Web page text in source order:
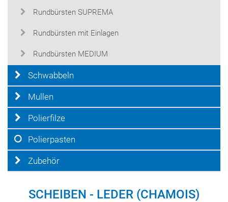
Rundbürsten SUPREMA
Rundbürsten mit Einlagen
Rundbürsten MEDIUM
Schwabbeln
Mullen
Polierfilze
Polierpasten
Zubehör
SCHEIBEN - LEDER (CHAMOIS)